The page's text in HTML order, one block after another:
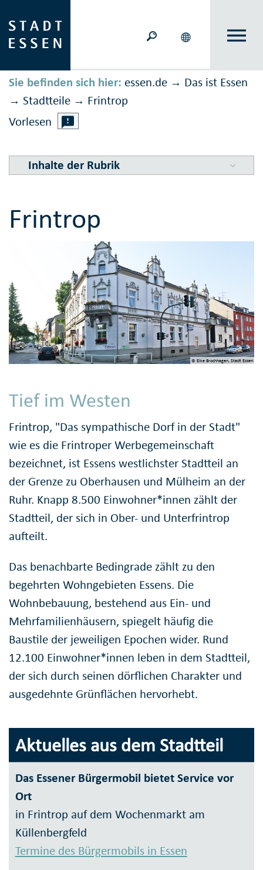
Sie befinden sich hier: essen.de → Das ist Essen
→ Stadtteile → Frintrop
Vorlesen
Inhalte der Rubrik
Frintrop
© Elke Brochhagen, Stadt Essen
Tief im Westen
Frintrop, "Das sympathische Dorf in der Stadt"
wie es die Frintroper Werbegemeinschaft
bezeichnet, ist Essens westlichster Stadtteil an
der Grenze zu Oberhausen und Mülheim an der
Ruhr. Knapp 8.500 Einwohner*innen zählt der
Stadtteil, der sich in Ober- und Unterfrintrop
aufteilt.
Das benachbarte Bedingrade zählt zu den
begehrten Wohngebieten Essens. Die
Wohnbebauung, bestehend aus Ein- und
Mehrfamilienhäusern, spiegelt häufig die
Baustile der jeweiligen Epochen wider. Rund
12.100 Einwohner*innen leben in dem Stadtteil,
der sich durch seinen dörflichen Charakter und
ausgedehnte Grünflächen hervorhebt.
Aktuelles aus dem Stadtteil
Das Essener Bürgermobil bietet Service vor
Ort
in Frintrop auf dem Wochenmarkt am
Küllenbergfeld
Termine des Bürgermobils in Essen